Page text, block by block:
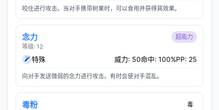
咬住进行攻击。当对手携带树果时，可以食用并获得其效果。
念力
等级: 12
超能力
特殊 威力: 50命中: 100%PP: 25
向对手发送微弱的念力进行攻击。有时会使对手混乱。
毒粉 毒